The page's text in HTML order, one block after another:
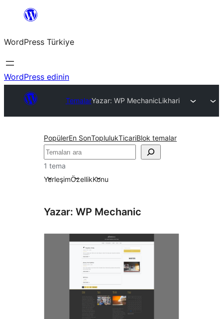
İçeriğe
WordPress Türkiye
WordPress edinin
TemalarYazar: WP MechanicLikhari
PopülerEn SonToplulukTicariBlok temalar
Ara
1 tema
YerleşimÖzellikKonu
Yazar: WP Mechanic